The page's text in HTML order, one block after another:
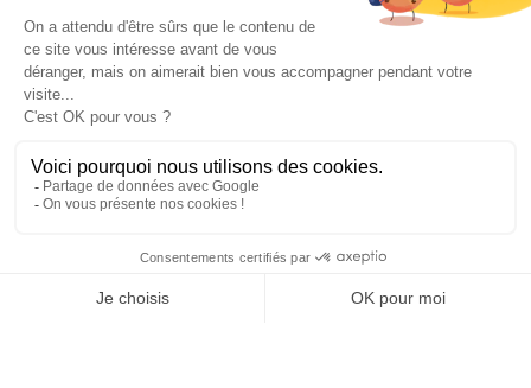
INFORMATIONS
NOS PARTENAIRES
HORAIRES D'OUVERTURE
Copyright © 2026 Kayman Offroad 4x4 - Tous droits réservés -